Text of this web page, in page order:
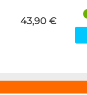
43,90 €